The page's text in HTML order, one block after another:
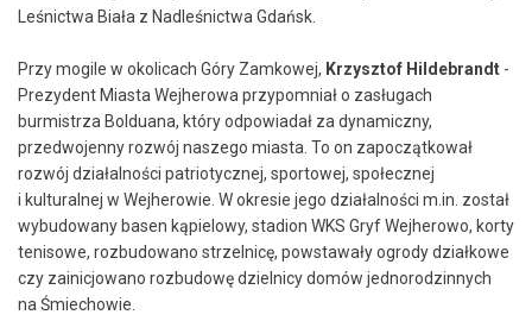
Leśnictwa Biała z Nadleśnictwa Gdańsk
Przy mogile w okolicach Góry Zamkowej, Krzysztof Hildebrandt -
Prezydent Miasta Wejherowa przypomniał o zasługach
burmistrza Bolduana, który odpowiadał za dynamiczny,
przedwojenny rozwój naszego miasta. To on zapoczątkował
rozwój działalności patriotycznej, sportowej, społecznej
i kulturalnej w Wejherowie. W okresie jego działalności m.in. został
wybudowany basen kąpielowy, stadion WKS Gryf Wejherowo, korty
tenisowe, rozbudowano strzelnicę, powstawały ogrody działkowe
czy zainicjowano rozbudowę dzielnicy domów jednorodzinnych
na Śmiechowie.